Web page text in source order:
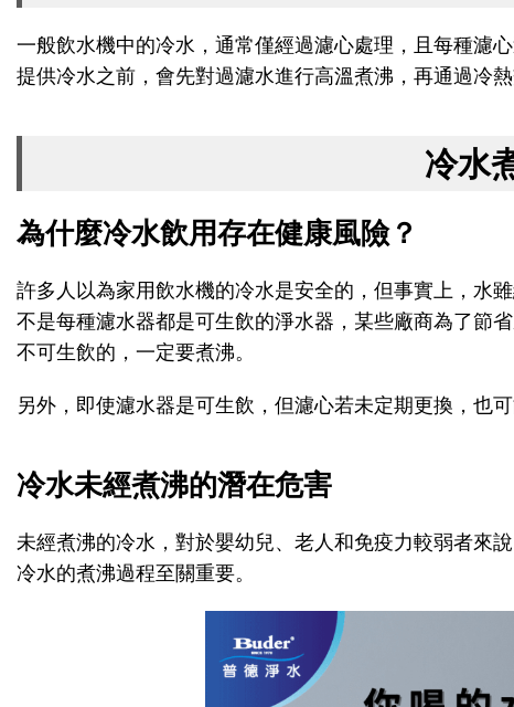
一般飲水機中的冷水，通常僅經過濾心處理，且每種濾
提供冷水之前，會先對過濾水進行高溫煮沸，再通過冷
冷水
為什麼冷水飲用存在健康風險？
許多人以為家用飲水機的冷水是安全的，但事實上，水
不是每種濾水器都是可生飲的淨水器，某些廠商為了節
不可生飲的，一定要煮沸。
另外，即使濾水器是可生飲，但濾心若未定期更換，也
冷水未經煮沸的潛在危害
未經煮沸的冷水，對於嬰幼兒、老人和免疫力較弱者來
冷水的煮沸過程至關重要。